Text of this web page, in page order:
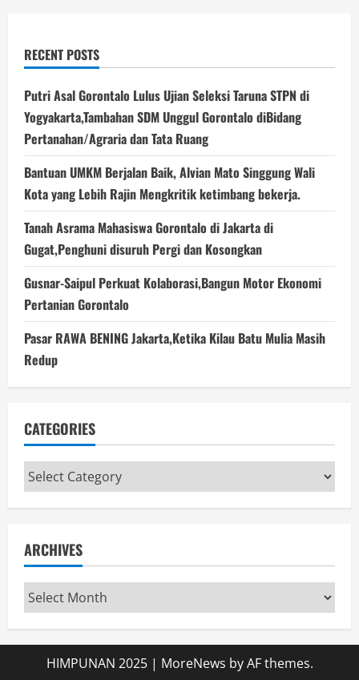
RECENT POSTS
Putri Asal Gorontalo Lulus Ujian Seleksi Taruna STPN di
Yogyakarta,Tambahan SDM Unggul Gorontalo diBidang
Pertanahan/Agraria dan Tata Ruang
Bantuan UMKM Berjalan Baik, Alvian Mato Singgung Wali
Kota yang Lebih Rajin Mengkritik ketimbang bekerja.
Tanah Asrama Mahasiswa Gorontalo di Jakarta di
Gugat,Penghuni disuruh Pergi dan Kosongkan
Gusnar-Saipul Perkuat Kolaborasi,Bangun Motor Ekonomi
Pertanian Gorontalo
Pasar RAWA BENING Jakarta,Ketika Kilau Batu Mulia Masih
Redup
CATEGORIES
Categories
ARCHIVES
Archives
HIMPUNAN 2025 | MoreNews by AF themes.